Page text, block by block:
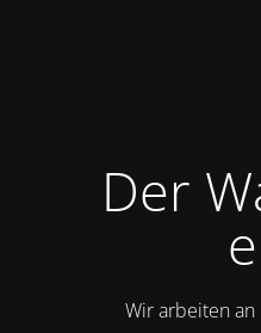
Der
Wir arbeiten